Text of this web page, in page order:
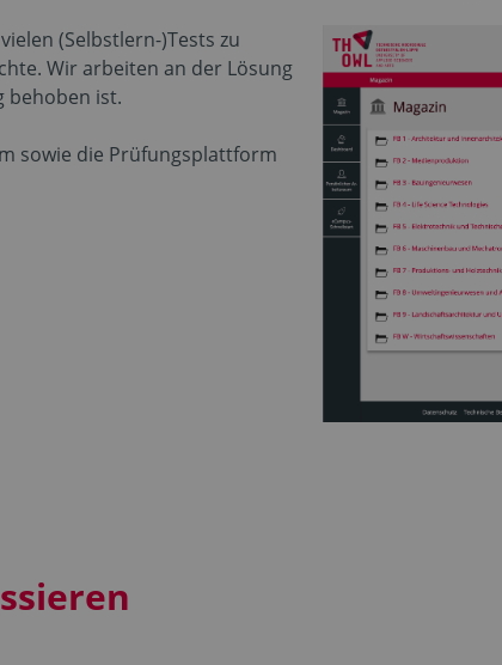
(Selbstlern-)Tests zu
Wir arbeiten an der Lösung
behoben ist.
sowie die Prüfungsplattform